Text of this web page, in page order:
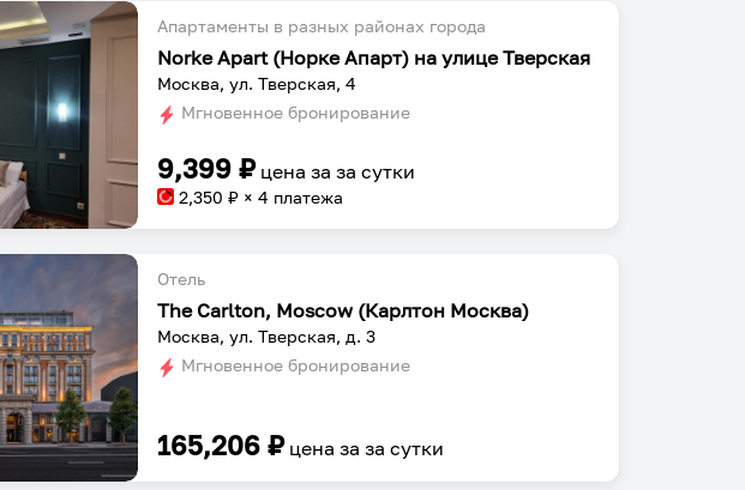
Апартаменты в разных районах города
Norke Apart (Норке Апарт) на улице Тверская
Москва, ул. Тверская, 4
Мгновенное бронирование
9,399 ₽ цена заза сутки
2,350 ₽ × 4 платежа
Отель
The Carlton, Moscow (Карлтон Москва)
Москва, ул. Тверская, д. 3
Мгновенное бронирование
165,206 ₽ цена заза сутки